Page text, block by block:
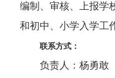
编制、审核、上报学
和初中、小学入学工
联系方式：
负责人：杨勇